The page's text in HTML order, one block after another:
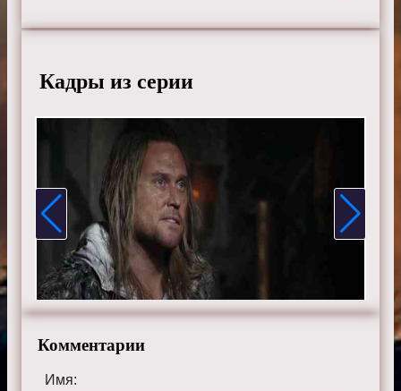
Келли Ху, Кристофер Ларкин, Девон Бостик, Исайя
Уиттл, Ричард Хармон, Зак Макгоуэн и Тася Телес.
в хорошем HD качестве, на телефоне, планшете, пк
или телевизоре на сайте the-100tv.ru.
Кадры из серии
Комментарии
Имя: